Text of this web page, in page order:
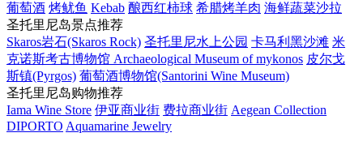
葡萄酒 烤鱿鱼 Kebab 酿西红柿球 希腊烤羊肉 海鲜蔬菜沙拉
圣托里尼岛景点推荐
Skaros岩石(Skaros Rock) 圣托里尼水上公园 卡马利黑沙滩 米
克诺斯考古博物馆 Archaeological Museum of mykonos 皮尔戈
斯镇(Pyrgos) 葡萄酒博物馆(Santorini Wine Museum)
圣托里尼岛购物推荐
Iama Wine Store 伊亚商业街 费拉商业街 Aegean Collection
DIPORTO Aquamarine Jewelry